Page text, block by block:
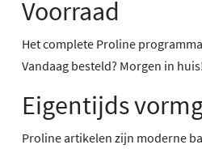
Voorraad
Het complete Proline
Vandaag besteld? Morgen in
Eigentijds
Proline artikelen zijn moderne